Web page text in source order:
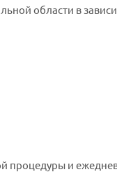
области в
процедуры и